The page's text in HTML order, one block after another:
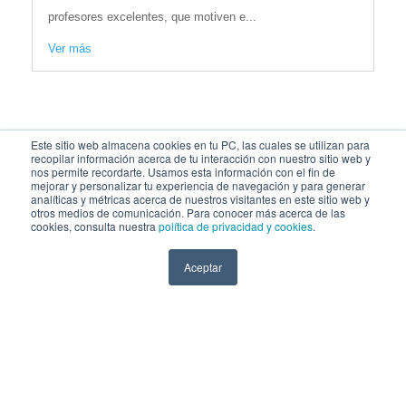
Este sitio web almacena cookies en tu PC, las cuales se utilizan para
recopilar información acerca de tu interacción con nuestro sitio web y
nos permite recordarte. Usamos esta información con el fin de
mejorar y personalizar tu experiencia de navegación y para generar
analíticas y métricas acerca de nuestros visitantes en este sitio web y
otros medios de comunicación. Para conocer más acerca de las
cookies, consulta nuestra política de privacidad y cookies.
Aceptar
profesores excelentes, que motiven e...
Ver más
SÍGUENOS EN: